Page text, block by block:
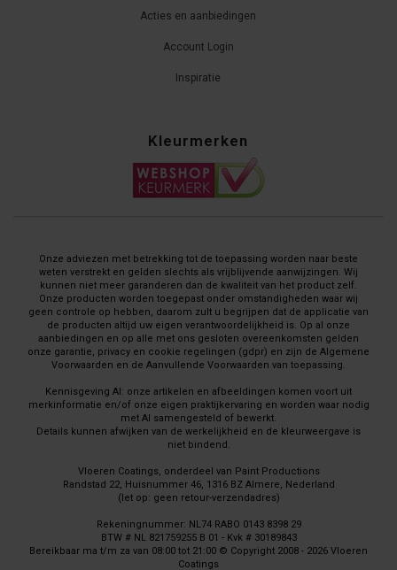
Acties en aanbiedingen
Account Login
Inspiratie
Kleurmerken
Onze adviezen met betrekking tot de toepassing worden naar beste
weten verstrekt en gelden slechts als vrijblijvende aanwijzingen. Wij
kunnen niet meer garanderen dan de kwaliteit van het product zelf.
Onze producten worden toegepast onder omstandigheden waar wij
geen controle op hebben, daarom zult u begrijpen dat de applicatie van
de producten altijd uw eigen verantwoordelijkheid is. Op al onze
aanbiedingen en op alle met ons gesloten overeenkomsten gelden
onze garantie, privacy en cookie regelingen (gdpr) en zijn de Algemene
Voorwaarden en de Aanvullende Voorwaarden van toepassing.
Kennisgeving AI: onze artikelen en afbeeldingen komen voort uit
merkinformatie en/of onze eigen praktijkervaring en worden waar nodig
met AI samengesteld of bewerkt.
Details kunnen afwijken van de werkelijkheid en de kleurweergave is
niet bindend.
Vloeren Coatings, onderdeel van Paint Productions
Randstad 22, Huisnummer 46, 1316 BZ Almere, Nederland
(let op: geen retour-verzendadres)
Rekeningnummer: NL74 RABO 0143 8398 29
BTW # NL 821759255 B 01 - Kvk # 30189843
Bereikbaar ma t/m za van 08:00 tot 21:00 © Copyright 2008 - 2026 Vloeren
Coatings